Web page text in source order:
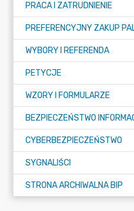
PRACA I ZATRUDNIENIE
WYBORY I REFERENDA
PETYCJE
WZORY I FORMULARZE
CYBERBEZPIECZEŃSTWO
SYGNALIŚCI
STRONA ARCHIWALNA BIP